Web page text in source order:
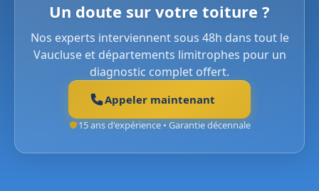
Un doute sur votre toiture ?
Nos experts interviennent sous 48h dans tout le
Vaucluse et départements limitrophes pour un
diagnostic complet offert.
Appeler maintenant
15 ans d'expérience • Garantie décennale